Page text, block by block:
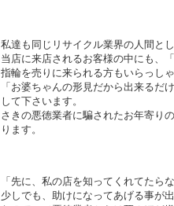
私達も同じリサイクル業界の人間と
当店に来店されるお客様の中にも、
指輪を売りに来られる方もいらっしゃ
「お婆ちゃんの形見だから出来る
して下さいます。
さきの悪徳業者に騙されたお年寄り
ります。
「先に、私の店を知ってくれてたら
少しでも、助けになってあげる事が